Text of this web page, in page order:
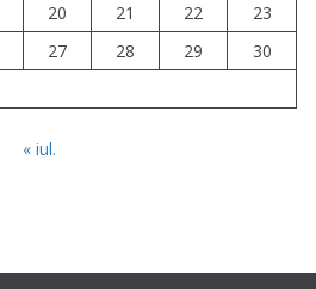
20 21 22
23
27 28 29
30
« iul.